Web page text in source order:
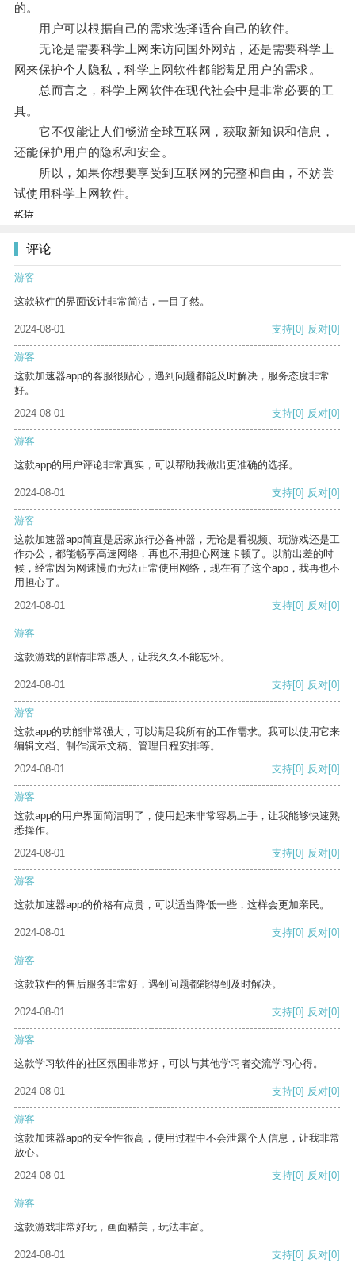
的。
用户可以根据自己的需求选择适合自己的软件。
无论是需要科学上网来访问国外网站，还是需要科学上
网来保护个人隐私，科学上网软件都能满足用户的需求。
总而言之，科学上网软件在现代社会中是非常必要的工
具。
它不仅能让人们畅游全球互联网，获取新知识和信息，
还能保护用户的隐私和安全。
所以，如果你想要享受到互联网的完整和自由，不妨尝
试使用科学上网软件。
#3#
评论
游客
这款软件的界面设计非常简洁，一目了然。
2024-08-01 支持[0] 反对[0]
游客
这款加速器app的客服很贴心，遇到问题都能及时解决，服务态度非常
好。
2024-08-01
支持[0] 反对[0]
游客
这款app的用户评论非常真实，可以帮助我做出更准确的选择。
2024-08-01 支持[0] 反对[0]
游客
这款加速器app简直是居家旅行必备神器，无论是看视频、玩游戏还是工
作办公，都能畅享高速网络，再也不用担心网速卡顿了。以前出差的时
候，经常因为网速慢而无法正常使用网络，现在有了这个app，我再也不
用担心了。
2024-08-01
支持[0] 反对[0]
游客
这款游戏的剧情非常感人，让我久久不能忘怀。
2024-08-01 支持[0] 反对[0]
游客
这款app的功能非常强大，可以满足我所有的工作需求。我可以使用它来
编辑文档、制作演示文稿、管理日程安排等。
2024-08-01
支持[0] 反对[0]
游客
这款app的用户界面简洁明了，使用起来非常容易上手，让我能够快速熟
悉操作。
2024-08-01
支持[0] 反对[0]
游客
这款加速器app的价格有点贵，可以适当降低一些，这样会更加亲民。
2024-08-01 支持[0] 反对[0]
游客
这款软件的售后服务非常好，遇到问题都能得到及时解决。
2024-08-01 支持[0] 反对[0]
游客
这款学习软件的社区氛围非常好，可以与其他学习者交流学习心得。
2024-08-01 支持[0] 反对[0]
游客
这款加速器app的安全性很高，使用过程中不会泄露个人信息，让我非常
放心。
2024-08-01
支持[0] 反对[0]
游客
这款游戏非常好玩，画面精美，玩法丰富。
2024-08-01 支持[0] 反对[0]